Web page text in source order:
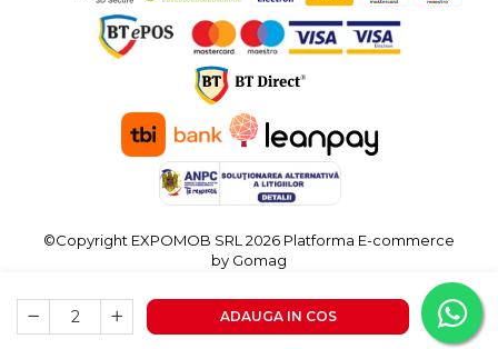
ADAUGA IN COS
©Copyright EXPOMOB SRL 2026 Platforma E-commerce
by Gomag